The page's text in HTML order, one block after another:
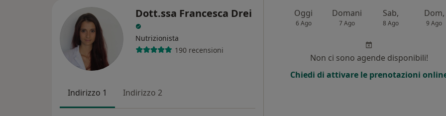
Dott.ssa Francesca Drei
Nutrizionista
190 recensioni
Indirizzo 1 Indirizzo 2
Oggi
6 Ago
Domani
7 Ago
Sab,
8 Ago
Dom,
9 Ago
Non ci sono agende disponibili!
Chiedi di attivare le prenotazioni